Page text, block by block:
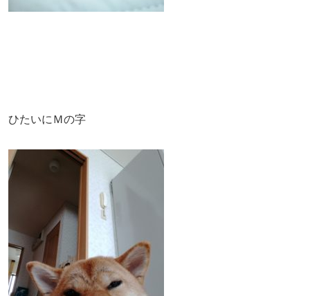
ひたいにＭの字